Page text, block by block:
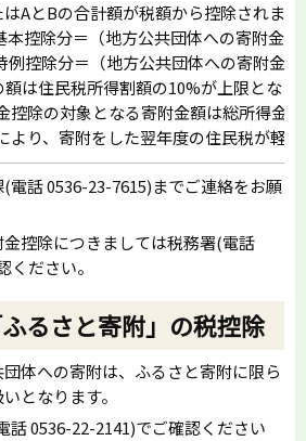
AとBの合計額が税額から控除されます
本控除分＝（地方公共団体への寄附金
例控除分＝（地方公共団体への寄附金
額は住民税所得割額の10%が上限となり
控除の対象となる寄附金額は総所得金
より、寄附をした翌年度の住民税が軽
電話 0536-23-7615)までご連絡をお願
控除につきましては税務署(電話
ください。
るさと寄附」の税控除
体への寄附は、ふるさと寄附に限ら
となります。
話 0536-22-2141)でご確認ください